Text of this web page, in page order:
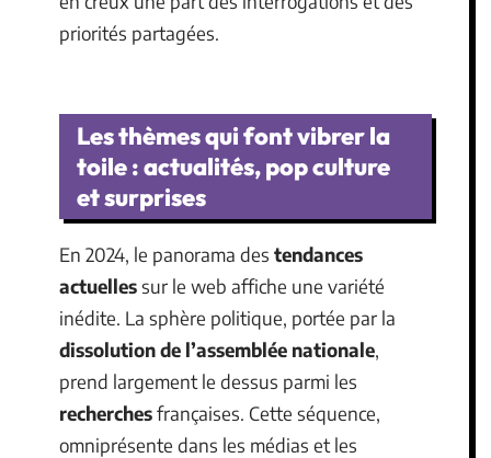
priorités partagées.
Les thèmes qui font vibrer la
toile : actualités, pop culture
et surprises
En 2024, le panorama des tendances
actuellessur le web affiche une variété
inédite. La sphère politique, portée par la
dissolution de l’assemblée nationale,
prend largement le dessus parmi les
recherchesfrançaises. Cette séquence,
omniprésente dans les médias et les